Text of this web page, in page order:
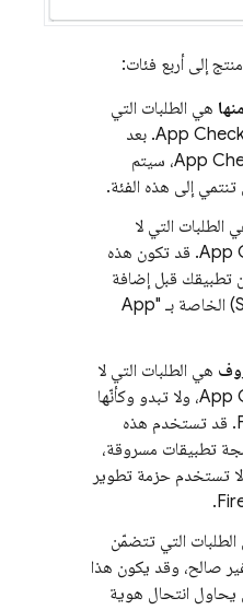
إلى أربع فئات:
هي الطلبات التي
App. بعد
App، سيتم
إلى هذه الفئة.
الطلبات التي لا
App. قد تكون هذه
تطبيقك قبل إضافة
App
هي الطلبات التي لا
App، ولا تبدو وكأنّها
واردة من Firebase SDK. قد تستخدم هذه
تطبيقات مسروقة،
تستخدم حزمة تطوير
التي تتضمّن
صالح، وقد يكون هذا
يحاول انتحال هوية